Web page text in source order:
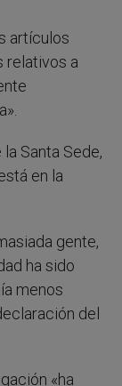
artículos
relativos a
Santa Sede,
en la
gente,
ha sido
menos
del
«ha